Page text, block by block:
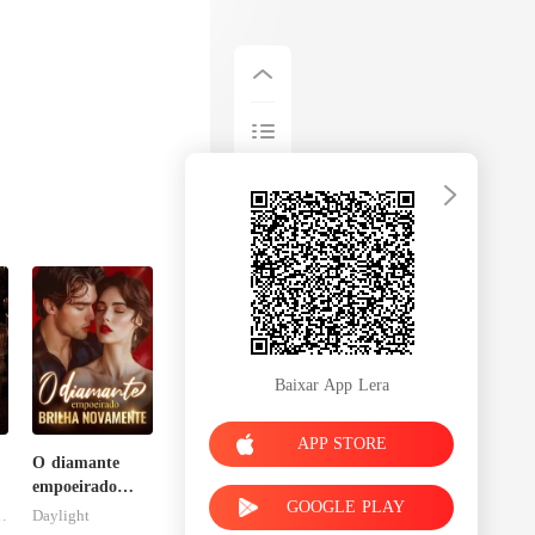
O diamante
empoeirado
brilha
Daylight
Baixar App Lera
APP STORE
GOOGLE PLAY